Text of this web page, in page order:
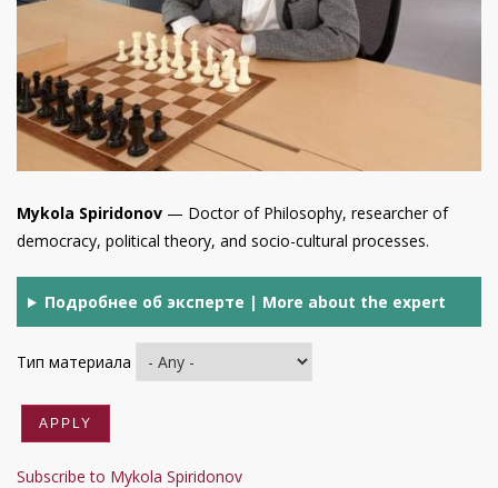
Mykola Spiridonov — Doctor of Philosophy, researcher of
democracy, political theory, and socio-cultural processes.
Подробнее об эксперте | More about the expert
Тип материала
Subscribe to Mykola Spiridonov